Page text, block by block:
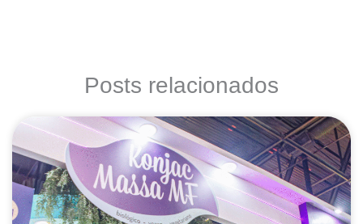
Posts relacionados